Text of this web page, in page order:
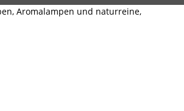
Aromalampen und naturreine,